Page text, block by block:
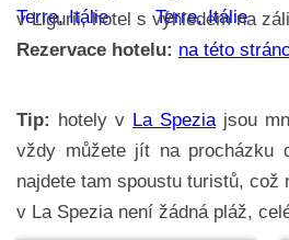
v Ligurii, hotel s výhledem na
Rezervace hotelu: na této
Tip: hotely v La Speziajsou
vždy můžete jít na procházku
najdete tam spoustu turistů,
v La Spezia není žádná pláž,